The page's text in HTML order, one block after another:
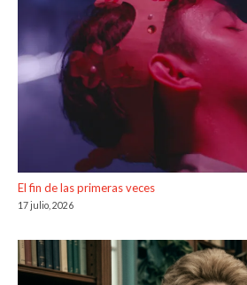
El fin de las primeras veces
17 julio, 2026